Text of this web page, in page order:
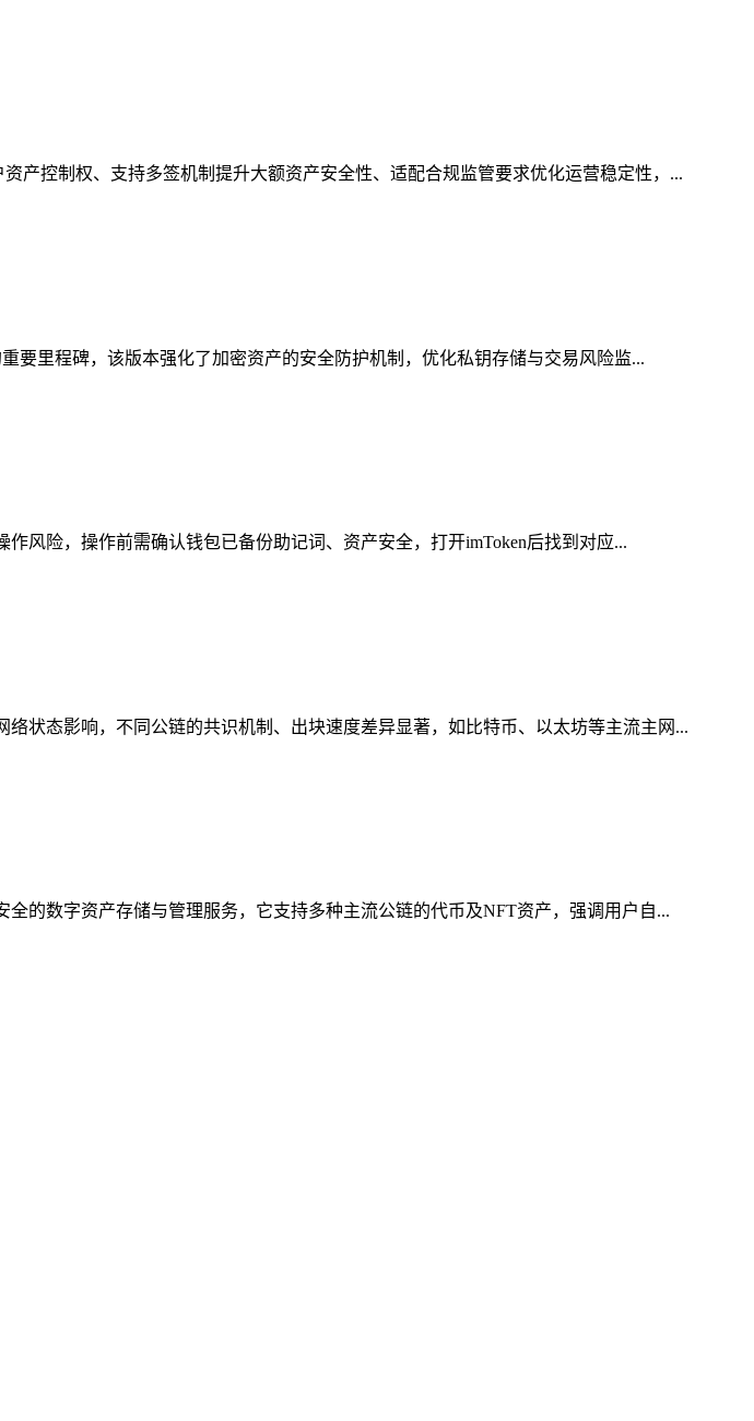
产控制权、支持多签机制提升大额资产安全性、适配合规监管要求优化运营稳定性，...
要里程碑，该版本强化了加密资产的安全防护机制，优化私钥存储与交易风险监...
风险，操作前需确认钱包已备份助记词、资产安全，打开imToken后找到对应...
状态影响，不同公链的共识机制、出块速度差异显著，如比特币、以太坊等主流主网...
的数字资产存储与管理服务，它支持多种主流公链的代币及NFT资产，强调用户自...